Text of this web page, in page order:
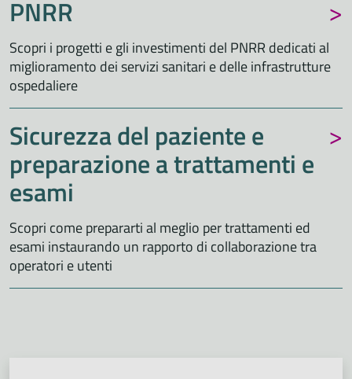
PNRR
Scopri i progetti e gli investimenti del PNRR dedicati al
miglioramento dei servizi sanitari e delle infrastrutture
ospedaliere
Sicurezza del paziente e
preparazione a trattamenti e
esami
Scopri come prepararti al meglio per trattamenti ed
esami instaurando un rapporto di collaborazione tra
operatori e utenti